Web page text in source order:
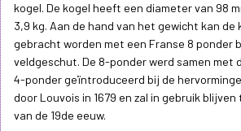
kogel. De kogel heeft een diameter van 98
3,9 kg. Aan de hand van het gewicht kan de
gebracht worden met een Franse 8 ponder
veldgeschut. De 8-ponder werd samen met
4-ponder geïntroduceerd bij de
door Louvois in 1679 en zal in gebruik
van de 19de eeuw.